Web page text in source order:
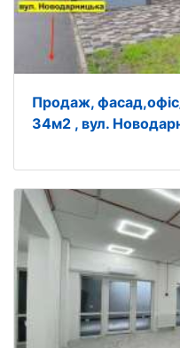
Продаж,
34м2 , вул.